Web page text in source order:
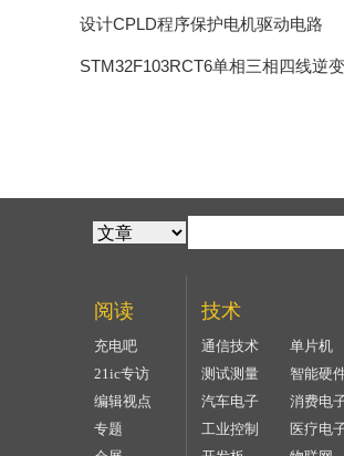
设计CPLD程序保护电机驱动电路
阅读
充电吧
21ic专访
编辑视点
专题
技术
通信技术
单片机
测试测量
智能硬
汽车电子
消费电
工业控制
医疗电